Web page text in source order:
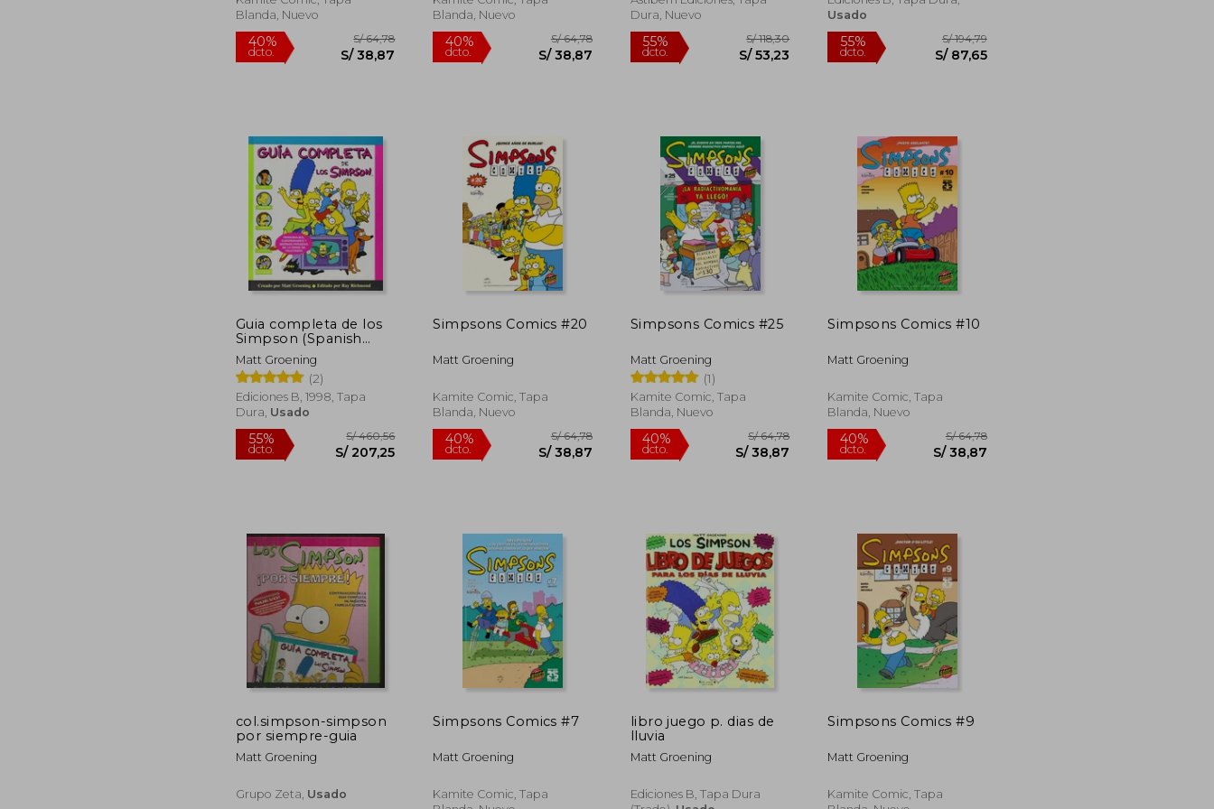
Blanda, Nuevo
dcto. S/ 38,87
Blanda, Nuevo
40%
dcto. S/ 38,87
Dura, Nuevo
55%
dcto. S/ 53,23
Usado
55%
dcto.
Guia completa de los
Simpson (Spanish
Edition)
Matt Groening
(2)
Ediciones B, 1998, Tapa
Dura, Usado
55% S/ 460,56
Simpsons Comics #20
Matt Groening
Kamite Comic, Tapa
Blanda, Nuevo
40%
dcto.
S/ 64,78
Simpsons Comics #25
Matt Groening
(1)
Kamite Comic, Tapa
Blanda, Nuevo
S/ 64,78
Simpsons Comics #10
Matt Groening
Kamite Comic, Tapa
Blanda, Nuevo
col.simpson-simpson
por siempre-guia
Matt Groening
Grupo Zeta, Usado
Simpsons Comics #7
Matt Groening
Kamite Comic, Tapa
libro juego p. dias de
lluvia
Matt Groening
Ediciones B, Tapa Dura
Simpsons Comics #9
Matt Groening
Kamite Comic, Tapa